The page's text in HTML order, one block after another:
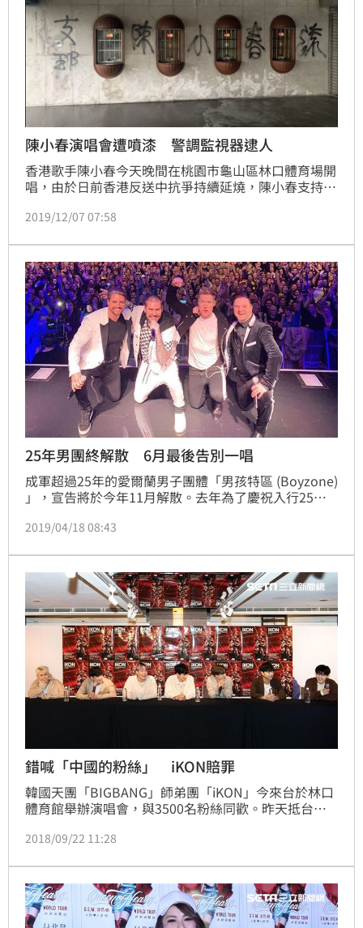
陳小春演唱會遭噴漆 警調監視器逮人
香港歌手陳小春今天晚間在桃園市龜山區林口體育場開
唱，由於日前香港反送中抗爭持續延燒，陳小春支持港
開場格外敏感，除有團體申請在體育館示威外，更有示
那陳小春」等語；對此，轄區龜山警方指出，將調閱監
視器追查涉案人到案，並將加強體育館周邊安全維護，
絕不容許任何挑釁的行為。
（記者游承霖／桃園報導）
2019/12/07 07:58
25年男團終解散 6月最後告別一唱
成軍超過25年的愛爾蘭男子團體「男孩特區 (Boyzone)
」，宣告將於今年11月解散。去年為了慶祝入行25
時宣布將舉辦限定一年的最後告別巡迴演唱會，為留給
告別演唱會台灣場。
2019/04/18 08:43
錯喊「中國的粉絲」 iKON賠罪
韓國天團「BIGBANG」師弟團「iKON」今來台於林口
體育館舉辦演唱會，與3500名粉絲同歡。昨天抵台
萌噠」、「寶貝」、「不要拍」，而今天在演出途中與
插與粉絲溝通，全場歌迷嗨翻體育館。
2018/09/22 11:28